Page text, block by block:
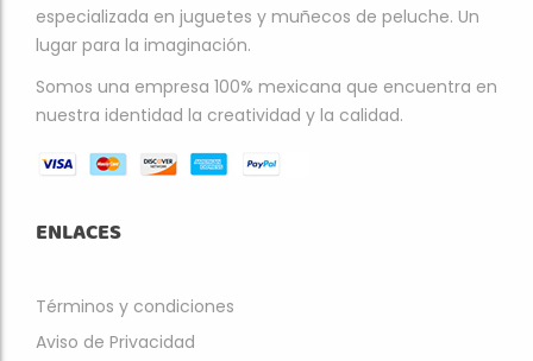
especializada en juguetes y muñecos de peluche. Un
lugar para la imaginación.
Somos una empresa 100% mexicana que encuentra en
nuestra identidad la creatividad y la calidad.
ENLACES
Términos y condiciones
Aviso de Privacidad